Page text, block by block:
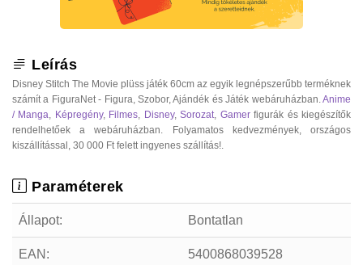
Leírás
Disney Stitch The Movie plüss játék 60cm az egyik legnépszerűbb terméknek
számít a FiguraNet - Figura, Szobor, Ajándék és Játék webáruházban.Anime
/ Manga, Képregény, Filmes, Disney,Sorozat, Gamerfigurák és kiegészítők
rendelhetőek a webáruházban. Folyamatos kedvezmények, országos
kiszállítással, 30 000 Ft felett ingyenes szállítás!.
Paraméterek
Állapot: Bontatlan
EAN: 5400868039528